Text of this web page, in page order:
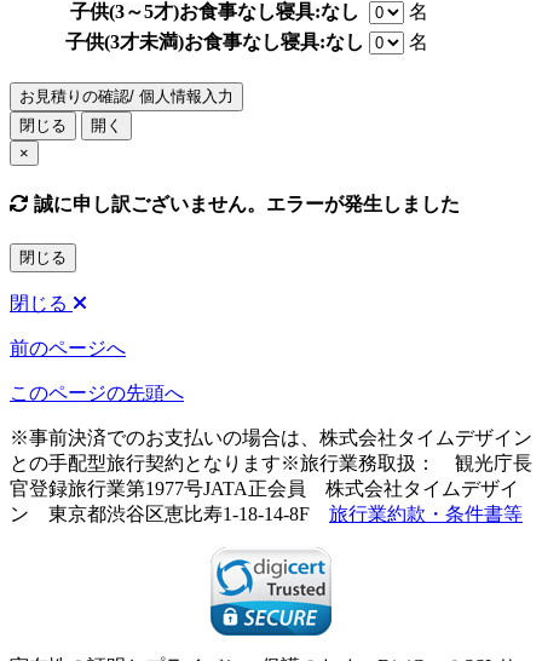
子供(3～5才)お食事なし寝具:なし
名
子供(3才未満)お食事なし寝具:なし 名
お見積りの確認/ 個人情報入力
閉じる
開く
×
誠に申し訳ございません。エラーが発生しました
閉じる
閉じる
前のページへ
このページの先頭へ
※事前決済でのお支払いの場合は、株式会社タイムデザイン
との手配型旅行契約となります※旅行業務取扱： 観光庁長
官登録旅行業第1977号JATA正会員 株式会社タイムデザイ
ン 東京都渋谷区恵比寿1-18-14-8F 旅行業約款・条件書等